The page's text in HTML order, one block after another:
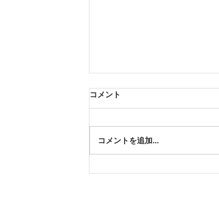
コメント
コメントを追加…